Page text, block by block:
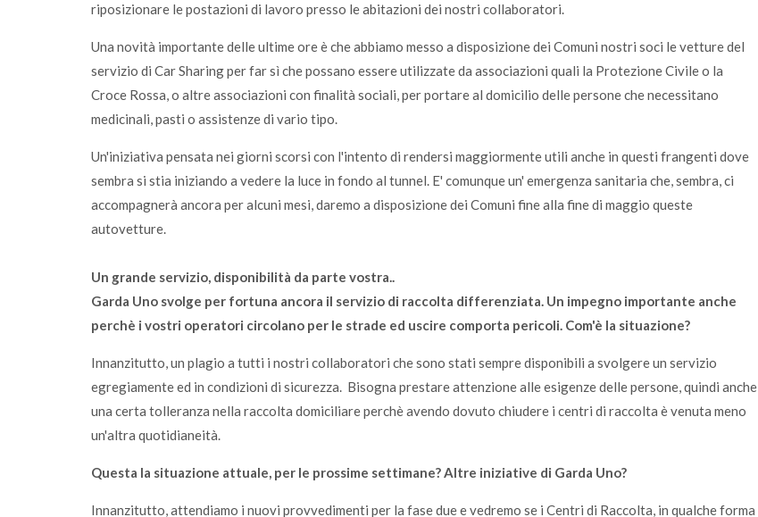
riposizionare le postazioni di lavoro presso le abitazioni dei nostri collaboratori.
Una novità importante delle ultime ore è che abbiamo messo a disposizione dei Comuni nostri soci le vetture del
servizio di Car Sharing per far sì che possano essere utilizzate da associazioni quali la Protezione Civile o la
Croce Rossa, o altre associazioni con finalità sociali, per portare al domicilio delle persone che necessitano
medicinali, pasti o assistenze di vario tipo.
Un'iniziativa pensata nei giorni scorsi con l'intento di rendersi maggiormente utili anche in questi frangenti dove
sembra si stia iniziando a vedere la luce in fondo al tunnel. E' comunque un' emergenza sanitaria che, sembra, ci
accompagnerà ancora per alcuni mesi, daremo a disposizione dei Comuni fine alla fine di maggio queste
autovetture.
Un grande servizio, disponibilità da parte vostra..
Garda Uno svolge per fortuna ancora il servizio di raccolta differenziata. Un impegno importante anche
perchè i vostri operatori circolano per le strade ed uscire comporta pericoli. Com'è la situazione?
Innanzitutto, un plagio a tutti i nostri collaboratori che sono stati sempre disponibili a svolgere un servizio
egregiamente ed in condizioni di sicurezza. Bisogna prestare attenzione alle esigenze delle persone, quindi anche
una certa tolleranza nella raccolta domiciliare perchè avendo dovuto chiudere i centri di raccolta è venuta meno
un'altra quotidianeità.
Questa la situazione attuale, per le prossime settimane? Altre iniziative di Garda Uno?
Innanzitutto, attendiamo i nuovi provvedimenti per la fase due e vedremo se i Centri di Raccolta, in qualche forma